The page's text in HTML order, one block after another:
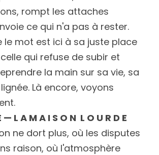
rompt les attaches
ce qui n'a pas à rester.
le mot est ici à sa juste place
qui refuse de subir et
la main sur sa vie, sa
Là encore, voyons
— L A M A I S O N  L O U R D E
ne dort plus, où les disputes
raison, où l'atmosphère